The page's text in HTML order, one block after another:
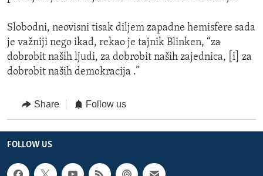
Slobodni, neovisni tisak diljem zapadne hemisfere sada
je važniji nego ikad, rekao je tajnik Blinken, “za
dobrobit naših ljudi, za dobrobit naših zajednica, [i] za
dobrobit naših demokracija .”
Share Follow us
FOLLOW US